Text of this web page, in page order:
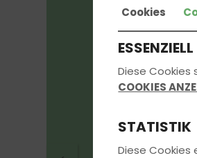
Die
uns in
Cookies
ESSENZIELL
Diese Cookies
COOKIES
STATISTIK
Diese Cookies